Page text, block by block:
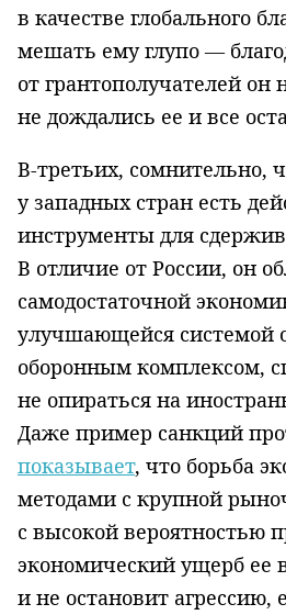
в качестве глобального
мешать ему глупо —
от грантополучателей он
не дождались ее и все
В-третьих, сомнительно,
у западных стран есть
инструменты для
В отличие от России, он
самодостаточной
улучшающейся системой
оборонным комплексом,
не опираться на
Даже пример санкций
показывает, что борьба
методами с крупной
с высокой вероятностью
экономический ущерб ее
и не остановит агрессию,